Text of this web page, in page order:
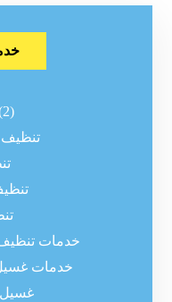
تنظيف
خدمات تنظيف
خدمات غسيل
غسيل